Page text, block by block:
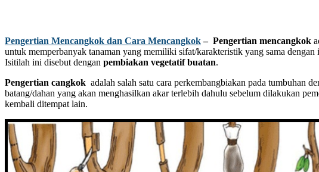
Pengertian Mencangkok dan Cara Mencangkok – Pengertian mencangkok
untuk memperbanyak tanaman yang memiliki sifat/karakteristik yang sama dengan
Isitilah ini disebut dengan pembiakan vegetatif buatan.
Pengertian cangkok adalah salah satu cara perkembangbiakan pada tumbuhan
batang/dahan yang akan menghasilkan akar terlebih dahulu sebelum dilakukan
kembali ditempat lain.